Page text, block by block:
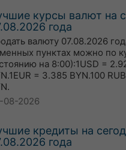
курсы валют на
года
валюту 07.08.2026
пунктах можно по
на 8:00):1USD =
= 3.385 BYN.100
08-2026
кредиты на
года